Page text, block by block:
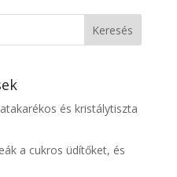
és kristálytiszta
a cukros üdítőket, és